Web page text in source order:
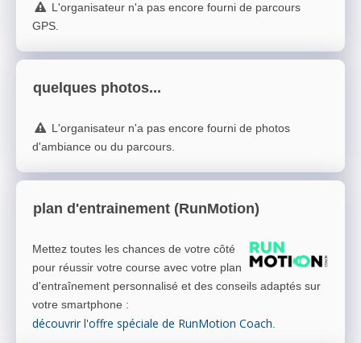
L'organisateur n'a pas encore fourni de parcours
GPS.
quelques photos...
L'organisateur n'a pas encore fourni de photos
d'ambiance ou du parcours.
plan d'entrainement (RunMotion)
Mettez toutes les chances de votre côté
pour réussir votre course avec votre plan
d'entraînement personnalisé et des conseils adaptés sur
votre smartphone :
découvrir l'offre spéciale de RunMotion Coach.